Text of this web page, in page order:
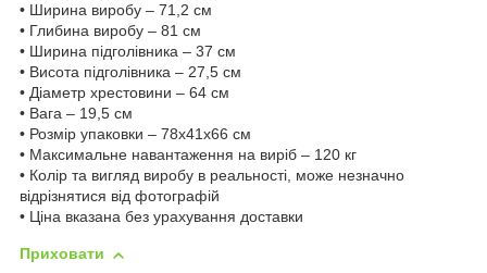
• Ширина виробу – 71,2 см
• Глибина виробу – 81 см
• Ширина підголівника – 37 см
• Висота підголівника – 27,5 см
• Діаметр хрестовини – 64 см
• Вага – 19,5 см
• Розмір упаковки – 78x41x66 см
• Максимальне навантаження на виріб – 120 кг
• Колір та вигляд виробу в реальності, може незначно
відрізнятися від фотографій
• Ціна вказана без урахування доставки
Приховати